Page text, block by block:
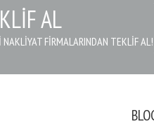
AL
NAKLIYAT FIRMALARINDAN TEKLIF AL!